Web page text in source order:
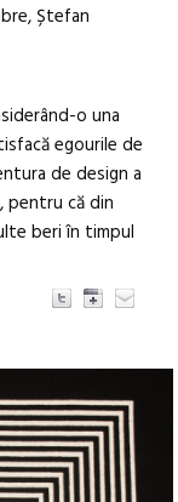
Ștefan
o una
egourile de
de design a
pentru că din
beri în timpul